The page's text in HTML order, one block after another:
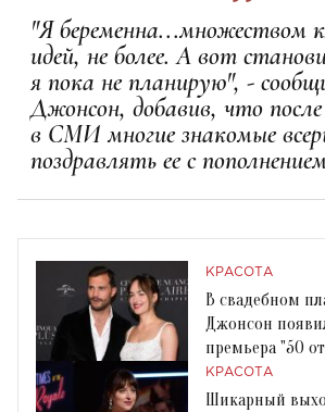
"Я беременна...множеством
идей, не более. А вот
я пока не планирую", -
Джонсон, добавив, что
в СМИ многие знакомые
поздравлять ее с
КРАСОТА
В свадебном
Джонсон
премьера "50
в неожиданном
КРАСОТА
Шикарный